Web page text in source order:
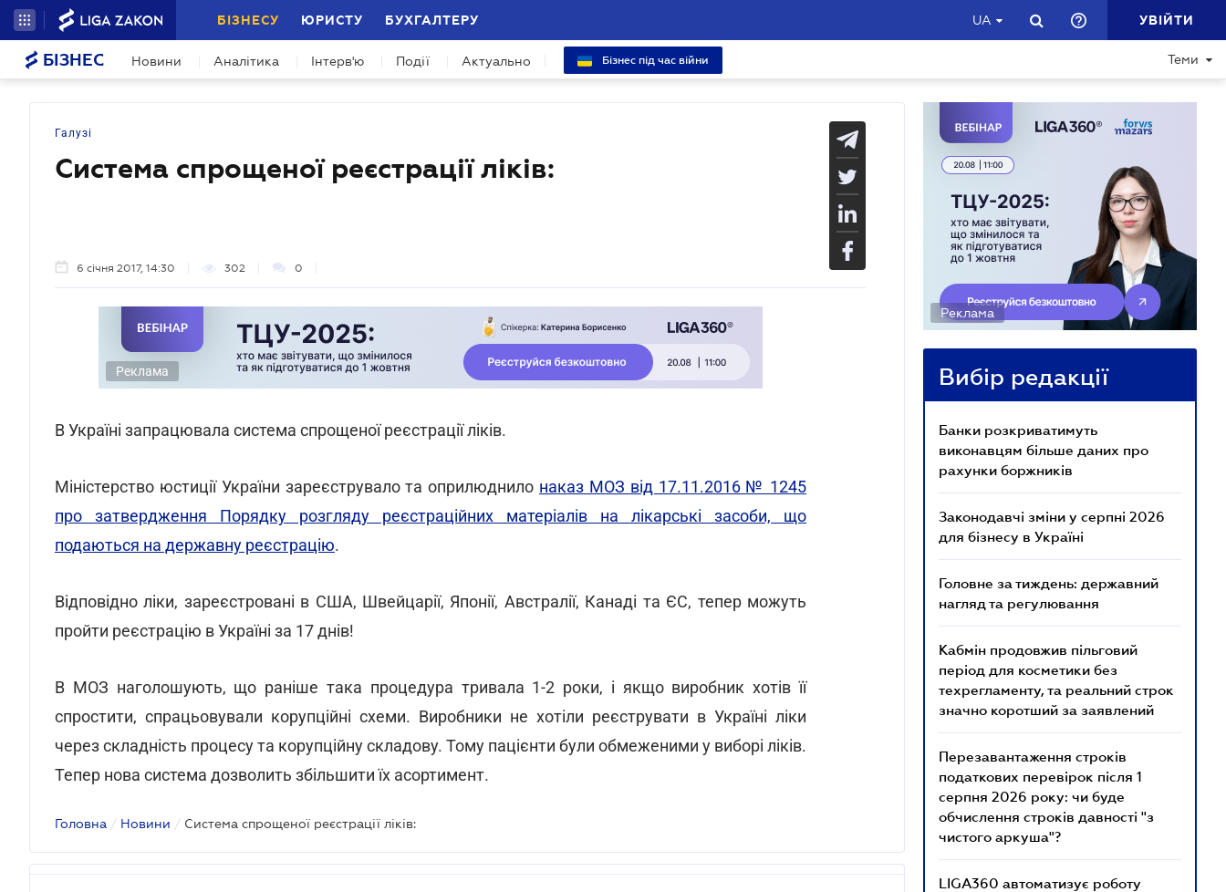
БІЗНЕСУ ЮРИСТУ БУХГАЛТЕРУ UA УВІЙТИ
БІЗНЕС Новини Аналітика Інтерв'ю Події Актуально Бізнес під час війни Теми
Галузі
Система спрощеної реєстрації ліків:
6 січня 2017, 14:30 302 0
Реклама
В Україні запрацювала система спрощеної реєстрації ліків.
Міністерство юстиції України зареєструвало та оприлюднило наказ МОЗ від 17.11.2016 № 1245
про затвердження Порядку розгляду реєстраційних матеріалів на лікарські засоби, що
подаються на державну реєстрацію.
Відповідно ліки, зареєстровані в США, Швейцарії, Японії, Австралії, Канаді та ЄС, тепер можуть
пройти реєстрацію в Україні за 17 днів!
В МОЗ наголошують, що раніше така процедура тривала 1-2 роки, і якщо виробник хотів її
спростити, спрацьовували корупційні схеми. Виробники не хотіли реєструвати в Україні ліки
через складність процесу та корупційну складову. Тому пацієнти були обмеженими у виборі ліків.
Тепер нова система дозволить збільшити їх асортимент.
Головна / Новини / Система спрощеної реєстрації ліків:
Реклама
Вибір редакції
Банки розкриватимуть
виконавцям більше даних про
рахунки боржників
Законодавчі зміни у серпні 2026
для бізнесу в Україні
Головне за тиждень: державний
нагляд та регулювання
Кабмін продовжив пільговий
період для косметики без
техрегламенту, та реальний строк
значно коротший за заявлений
Перезавантаження строків
податкових перевірок після 1
серпня 2026 року: чи буде
обчислення строків давності "з
чистого аркуша"?
LIGA360 автоматизує роботу